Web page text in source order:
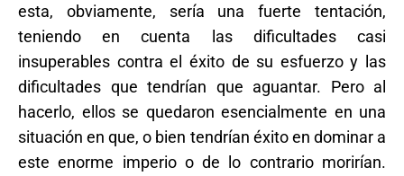
esta, obviamente, sería una fuerte tentación,
teniendo en cuenta las dificultades casi
insuperables contra el éxito de su esfuerzo y las
dificultades que tendrían que aguantar. Pero al
hacerlo, ellos se quedaron esencialmente en una
situación en que, o bien tendrían éxito en dominar a
este enorme imperio o de lo contrario morirían.